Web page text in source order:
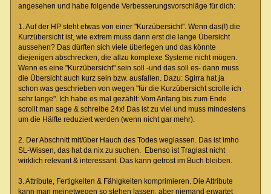
angesehen und habe folgende Verbesserungsvorschläge für dich:
1. Auf der HP steht etwas von einer "Kurzübersicht". Wenn das(!) die
Kurzübersicht ist, wie extrem muss dann erst die lange Übersicht
aussehen? Das dürften sich viele überlegen und das könnte
diejenigen abschrecken, die allzu komplexe Systeme nicht mögen.
Wenn es eine "Kurzübersicht" sein soll -und das soll es- dann muss
die Übersicht auch kurz sein bzw. ausfallen. Dazu: Sgirra hat ja
schon was geschrieben von wegen "für die Kurzübersicht scrolle ich
sehr lange". Ich habe es mal gezählt: Vom Anfang bis zum Ende
scrollt man sage & schreibe 24x! Das ist zu viel und muss mindestens
um die Hälfte reduziert werden (wenn nicht gar mehr).
2. Der Abschnitt mit/über Hauch des Todes weglassen. Das ist imho
SL-Wissen, das hat da nix zu suchen. Ebenso ist Traglast nicht
wirklich relevant & interessant. Das kann getrost im Buch bleiben.
3. Attribute, Fertigkeiten & Fähigkeiten komprimieren. Die Attribute
kann man meinetwegen so stehen lassen, aber niemand erwartet